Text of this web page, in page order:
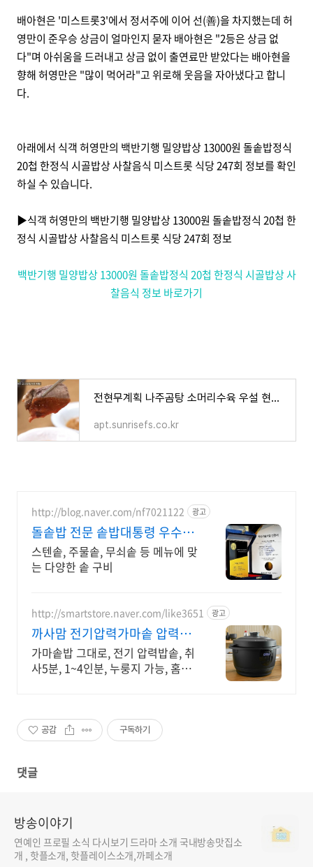
배아현은 '미스트롯3'에서 정서주에 이어 선(善)을 차지했는데 허
영만이 준우승 상금이 얼마인지 묻자 배아현은 "2등은 상금 없
다"며 아쉬움을 드러내고 상금 없이 출연료만 받았다는 배아현을
향해 허영만은 "많이 먹어라"고 위로해 웃음을 자아냈다고 합니
다.
아래에서 식객 허영만의 백반기행 밀양밥상 13000원 돌솥밥정식
20첩 한정식 시골밥상 사찰음식 미스트롯 식당 247회 정보를 확인
하실 수 있습니다.
▶식객 허영만의 백반기행 밀양밥상 13000원 돌솥밥정식 20첩 한
정식 시골밥상 사찰음식 미스트롯 식당 247회 정보
백반기행 밀양밥상 13000원 돌솥밥정식 20첩 한정식 시골밥상 사
찰음식 정보 바로가기
전현무계획 나주곰탕 소머리수육 우설 현지인 추천 곰탕맛집 13회 정보
apt.sunrisefs.co.kr
http://blog.naver.com/nf7021122 광고
돌솥밥 전문 솥밥대통령 우수기
술기업 인증
스텐솥, 주물솥, 무쇠솥 등 메뉴에 맞
는 다양한 솥 구비
http://smartstore.naver.com/like3651 광고
까사맘 전기압력가마솥 압력밥
홈쇼핑히트! 전기압력가마솥!
가마솥밥 그대로, 전기 압력밥솥, 취
사5분, 1~4인분, 누룽지 가능, 홈쇼
공감 구독하기
댓글
방송이야기
연예인 프로필 소식 다시보기 드라마 소개 국내방송맛집소
개 , 핫플소개, 핫플레이스소개,까페소개